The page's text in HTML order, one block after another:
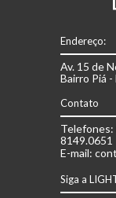
Endereço:
Av. 15 de
Bairro Piá
Contato
Telefones:
8149.0651
E-mail:
Siga a